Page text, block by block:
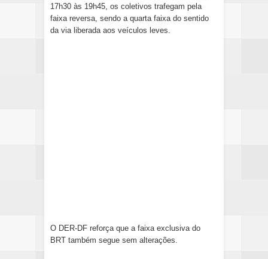
17h30 às 19h45, os coletivos trafegam pela
faixa reversa, sendo a quarta faixa do sentido
da via liberada aos veículos leves.
O DER-DF reforça que a faixa exclusiva do
BRT também segue sem alterações.